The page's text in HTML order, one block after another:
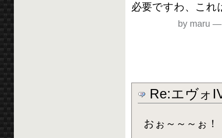
必要ですわ、これ
by maru
Re:エヴォ
おぉ～～～ぉ！